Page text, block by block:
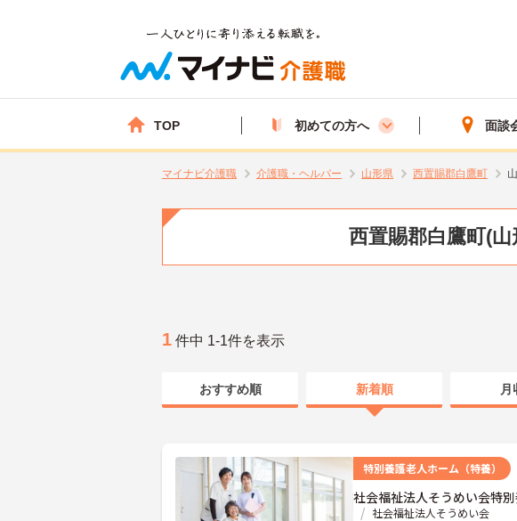
TOP 初めての方へ 面談
マイナビ介護職 介護職・ヘルパー 山形県 西置賜郡白鷹町
西置賜郡白鷹町(
1 件中 1-1件を表示
おすすめ順 新着順 月
特別養護老人ホーム（特養）
社会福祉法人そうめい会特
社会福祉法人そうめい会